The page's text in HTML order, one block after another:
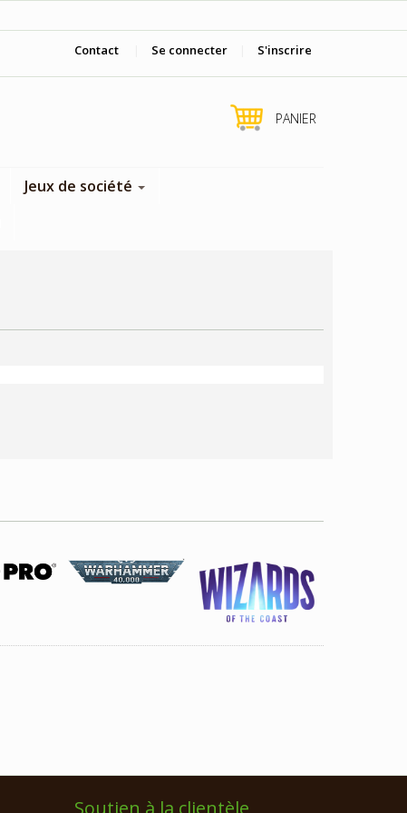
Contact Se connecter S'inscrire
PANIER
Jeux de société